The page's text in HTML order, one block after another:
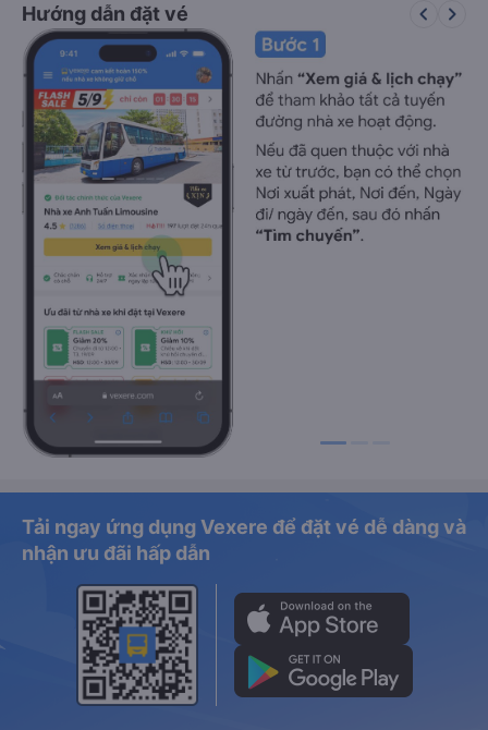
Hướng dẫn đặt vé keyboard_arrow_left keyboard_arrow_right
Tải ngay ứng dụng Vexere để đặt vé dễ dàng và
nhận ưu đãi hấp dẫn